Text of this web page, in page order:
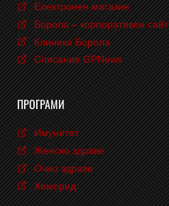
Електронен магазин
Борола – корпоративен сайт
Клиника Борола
Списание GPNews
ПРОГРАМИ
Имунитет
Женско здраве
Очно здраве
Хеморид